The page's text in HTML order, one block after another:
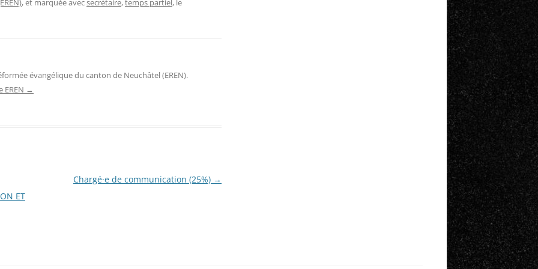
, et marquée avecsecrétaire,temps partiel, le
évangélique du canton de Neuchâtel (EREN).
EREN →
ET
Chargé·e de communication (25%) →